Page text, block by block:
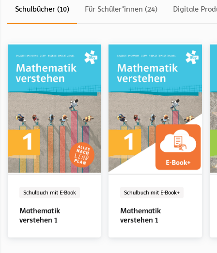
Schulbücher (10) Für Schüler*innen (24) Digitale
Schulbuch mit E-Book
Mathematik
verstehen 1
Schulbuch mit E-Book+
Mathematik
verstehen 1
verstehen 1
verstehen 1
verstehen 1
verstehen 1